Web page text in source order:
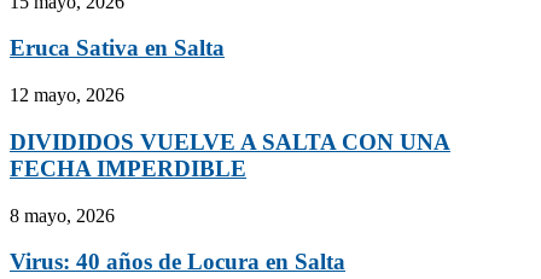
Eruca Sativa en Salta
12 mayo, 2026
DIVIDIDOS VUELVE A SALTA CON UNA
FECHA IMPERDIBLE
8 mayo, 2026
Virus: 40 años de Locura en Salta